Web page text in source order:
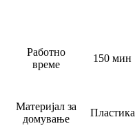
Работно
време
150 мин
Материјал за
домување
Пластика